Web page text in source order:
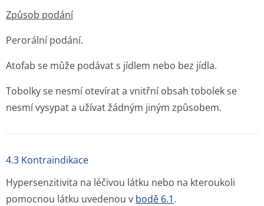
Způsob podání
Perorální podání.
Atofab se může podávat s jídlem nebo bez jídla.
Tobolky se nesmí otevírat a vnitřní obsah tobolek se
nesmí vysypat a užívat žádným jiným způsobem.
4.3 Kontraindikace
Hypersenzitivita na léčivou látku nebo na kteroukoli
pomocnou látku uvedenou v bodě 6.1.